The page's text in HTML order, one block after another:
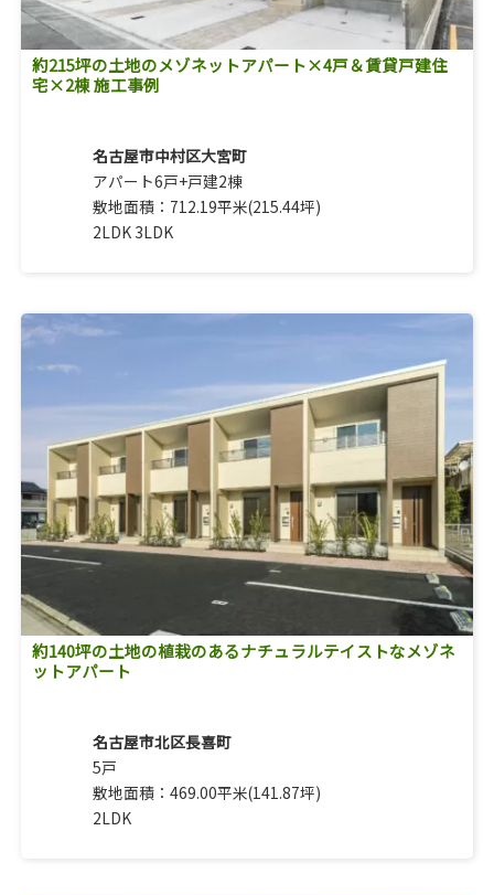
約215坪の土地のメゾネットアパート×4戸＆賃貸戸建住
宅×2棟 施工事例
名古屋市中村区大宮町
アパート6戸+戸建2棟
敷地面積：712.19平米(215.44坪)
2LDK 3LDK
約140坪の土地の植栽のあるナチュラルテイストなメゾネ
ットアパート
名古屋市北区長喜町
5戸
敷地面積：469.00平米(141.87坪)
2LDK